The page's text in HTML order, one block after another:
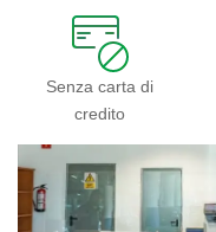
Senza carta di
credito